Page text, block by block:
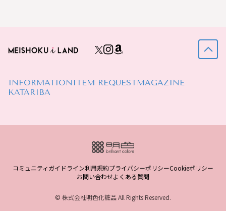
INFORMATION ITEM REQUESTMAGAZINE
KATARIBA
コミュニティガイドライン利用規約プライバシーポリシーCookieポリシー
お問い合わせよくある質問
© 株式会社明色化粧品 All Rights Reserved.